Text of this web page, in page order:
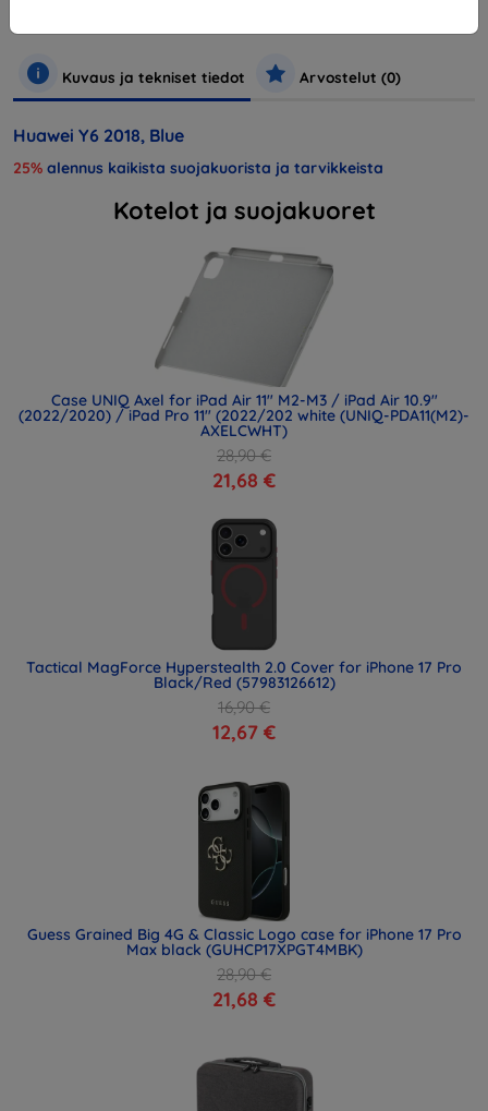
Kuvaus ja tekniset tiedot Arvostelut (0)
Huawei Y6 2018, Blue
25% alennus kaikista suojakuorista ja tarvikkeista
Kotelot ja suojakuoret
Case UNIQ Axel for iPad Air 11" M2-M3 / iPad Air 10.9"
(2022/2020) / iPad Pro 11" (2022/202 white (UNIQ-PDA11(M2)-
AXELCWHT)
28,90 €
21,68 €
Tactical MagForce Hyperstealth 2.0 Cover for iPhone 17 Pro
Black/Red (57983126612)
16,90 €
12,67 €
Guess Grained Big 4G & Classic Logo case for iPhone 17 Pro
Max black (GUHCP17XPGT4MBK)
28,90 €
21,68 €